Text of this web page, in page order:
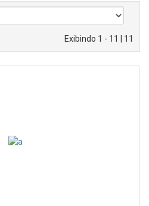
Exibindo 1 - 11 | 11